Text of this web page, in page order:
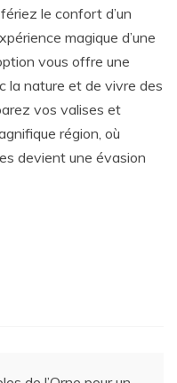
le confort d’un
magique d’une
vous offre une
la nature et de vivre des
vos valises et
région, où
devient une évasion